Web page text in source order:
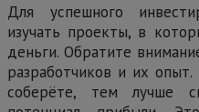
Для успешного
изучать проекты, в
деньги. Обратите
разработчиков и их
соберёте, тем лучше